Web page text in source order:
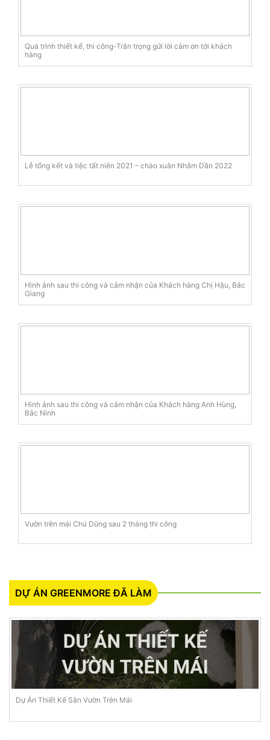
Quá trình thiết kế, thi công-Trân trọng gửi lời cảm ơn tới khách
hàng
Lễ tổng kết và tiệc tất niên 2021 – chào xuân Nhâm Dần 2022
Hình ảnh sau thi công và cảm nhận của Khách hàng Chị Hậu, Bắc
Giang
Hình ảnh sau thi công và cảm nhận của Khách hàng Anh Hùng,
Bắc Ninh
Vườn trên mái Chú Dũng sau 2 tháng thi công
DỰ ÁN GREENMORE ĐÃ LÀM
Dự Án Thiết Kế Sân Vườn Trên Mái